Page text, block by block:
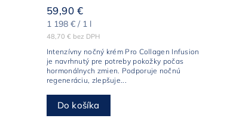
48,70 € bez DPH
59,90 €
1 198 € / 1 l
Do košíka
Intenzívny nočný krém Pro Collagen Infusion
je navrhnutý pre potreby pokožky počas
hormonálnych zmien. Podporuje nočnú
regeneráciu, zlepšuje...